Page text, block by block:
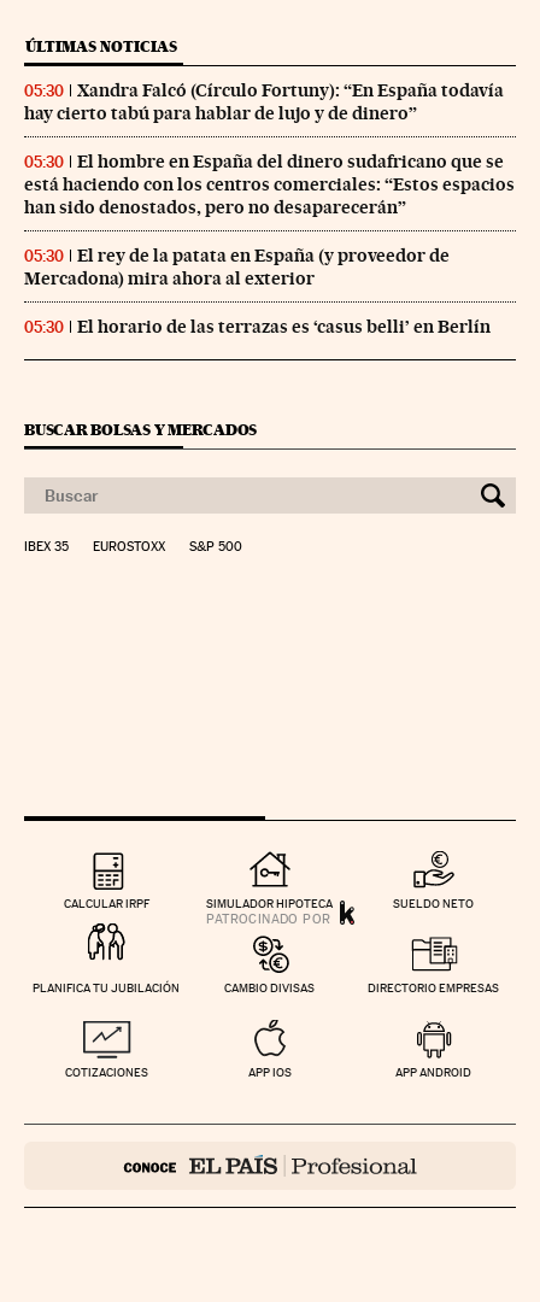
ÚLTIMAS NOTICIAS
05:30
Xandra Falcó (Círculo Fortuny): “En España todavía
hay cierto tabú para hablar de lujo y de dinero”
05:30
El hombre en España del dinero sudafricano que se
está haciendo con los centros comerciales: “Estos espacios
han sido denostados, pero no desaparecerán”
05:30
El rey de la patata en España (y proveedor de
Mercadona) mira ahora al exterior
05:30 El horario de las terrazas es ‘casus belli’ en Berlín
BUSCAR BOLSAS Y MERCADOS
IBEX 35 EUROSTOXX S&P 500
CALCULAR IRPF SIMULADOR HIPOTECA SUELDO NETO
PLANIFICA TU JUBILACIÓN CAMBIO DIVISAS DIRECTORIO EMPRESAS
COTIZACIONES APP IOS APP ANDROID